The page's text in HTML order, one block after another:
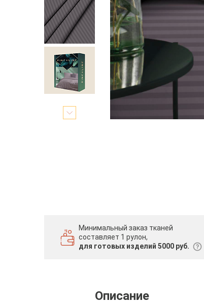
Минимальный заказ тканей
составляет 1 рулон,
для готовых изделий 5000 руб.
Описание